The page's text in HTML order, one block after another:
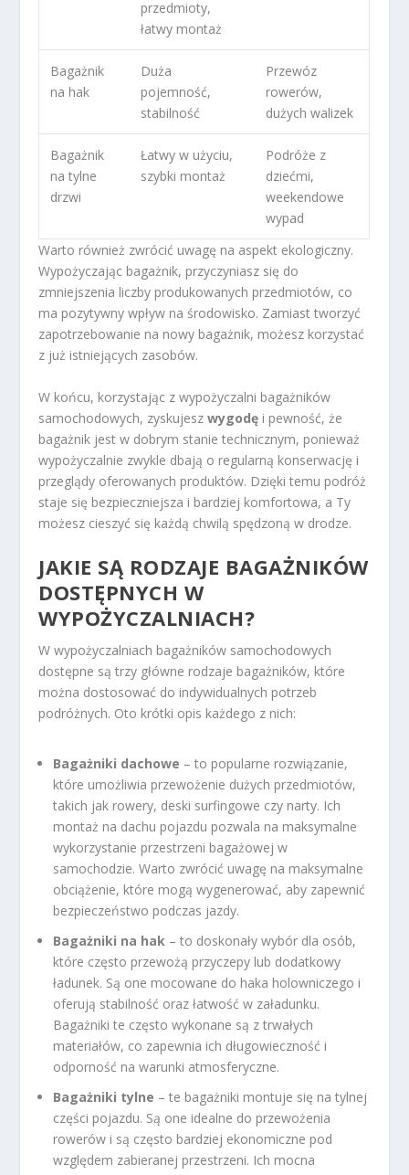
przedmioty,
łatwy montaż
Bagażnik
na hak
Duża
pojemność,
stabilność
Przewóz
rowerów,
dużych walizek
Bagażnik
na tylne
drzwi
Łatwy w użyciu,
szybki montaż
Podróże z
dziećmi,
weekendowe
wypad
Warto również zwrócić uwagę na aspekt ekologiczny.
Wypożyczając bagażnik, przyczyniasz się do
zmniejszenia liczby produkowanych przedmiotów, co
ma pozytywny wpływ na środowisko. Zamiast tworzyć
zapotrzebowanie na nowy bagażnik, możesz korzystać
z już istniejących zasobów.
W końcu, korzystając z wypożyczalni bagażników
samochodowych, zyskujeszwygodę i pewność, że
bagażnik jest w dobrym stanie technicznym, ponieważ
wypożyczalnie zwykle dbają o regularną konserwację i
przeglądy oferowanych produktów. Dzięki temu podróż
staje się bezpieczniejsza i bardziej komfortowa, a Ty
możesz cieszyć się każdą chwilą spędzoną w drodze.
JAKIE SĄ RODZAJE BAGAŻNIKÓW
DOSTĘPNYCH W
WYPOŻYCZALNIACH?
W wypożyczalniach bagażników samochodowych
dostępne są trzy główne rodzaje bagażników, które
można dostosować do indywidualnych potrzeb
podróżnych. Oto krótki opis każdego z nich:
Bagażniki dachowe – to popularne rozwiązanie,
które umożliwia przewożenie dużych przedmiotów,
takich jak rowery, deski surfingowe czy narty. Ich
montaż na dachu pojazdu pozwala na maksymalne
wykorzystanie przestrzeni bagażowej w
samochodzie. Warto zwrócić uwagę na maksymalne
obciążenie, które mogą wygenerować, aby zapewnić
bezpieczeństwo podczas jazdy.
Bagażniki na hak – to doskonały wybór dla osób,
które często przewożą przyczepy lub dodatkowy
ładunek. Są one mocowane do haka holowniczego i
oferują stabilność oraz łatwość w załadunku.
Bagażniki te często wykonane są z trwałych
materiałów, co zapewnia ich długowieczność i
odporność na warunki atmosferyczne.
Bagażniki tylne – te bagażniki montuje się na tylnej
części pojazdu. Są one idealne do przewożenia
rowerów i są często bardziej ekonomiczne pod
względem zabieranej przestrzeni. Ich mocna